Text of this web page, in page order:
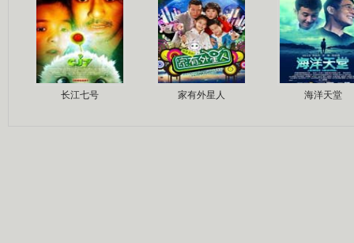
长江七号 家有外星人 海洋天堂